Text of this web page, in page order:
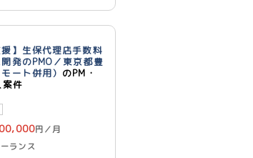
援】生保代理店手数料
発のPMO／東京都豊
ート併用） のPM・
案件
円／月
ランス